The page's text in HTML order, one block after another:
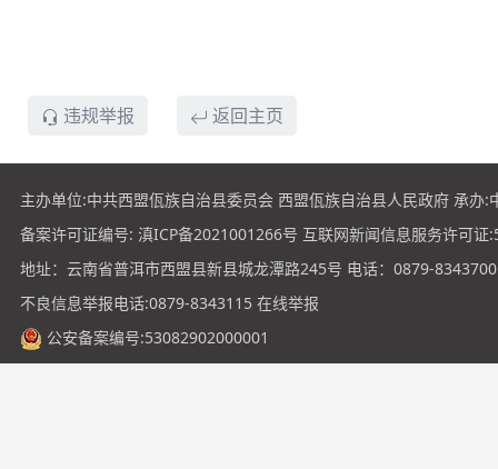
违规举报 返回主页
主办单位:中共西盟佤族自治县委员会 西盟佤族自治县人民政府 承办
备案许可证编号: 滇ICP备2021001266号 互联网新闻信息服务许可
地址：云南省普洱市西盟县新县城龙潭路245号 电话：0879-8343700
不良信息举报电话:0879-8343115 在线举报
公安备案编号:53082902000001